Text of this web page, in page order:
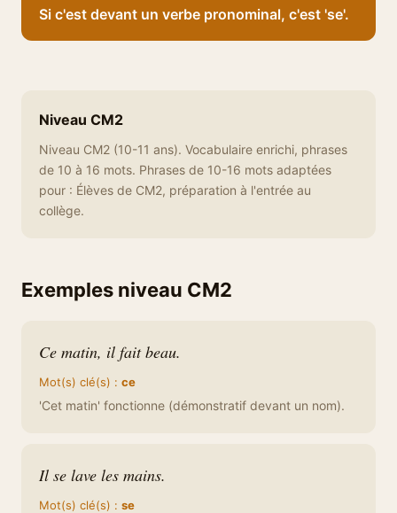
Si c'est devant un verbe pronominal, c'est 'se'.
Niveau CM2
Niveau CM2 (10-11 ans). Vocabulaire enrichi, phrases
de 10 à 16 mots. Phrases de 10-16 mots adaptées
pour : Élèves de CM2, préparation à l'entrée au
collège.
Exemples niveau CM2
Ce matin, il fait beau.
Mot(s) clé(s) : ce
'Cet matin' fonctionne (démonstratif devant un nom).
Il se lave les mains.
Mot(s) clé(s) : se